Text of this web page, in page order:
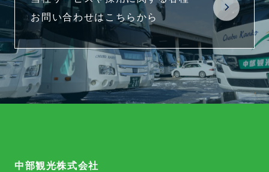
お問い合わせはこちらから
中部観光株式会社